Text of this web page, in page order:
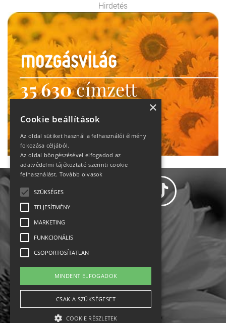
Hirdetés
35 630címzett
heti motiváció
Ne maradj le!
Állásajánlatok
Impresszum-kapcsolat
Jogi nyilatkozat
×
Cookie beállítások
Az oldal sütiket használ a felhasználói élmény
fokozása céljából.
Az oldal böngészésével elfogadod az
adatvédelmi tájékoztató szerinti cookie
felhasználást. Tovább olvasok
SZÜKSÉGES
TELJESÍTMÉNY
MARKETING
FUNKCIONÁLIS
CSOPORTOSÍTATLAN
MINDENT ELFOGADOK
CSAK A SZÜKSÉGESET
COOKIE RÉSZLETEK